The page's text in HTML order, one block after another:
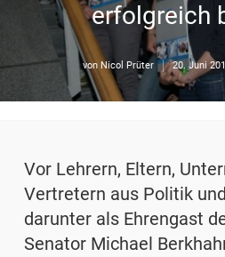
erfolgreich
von Nicol Prüter 20. Juni
Vor Lehrern, Eltern,
Vertretern aus Politik
darunter als Ehrengast
Senator Michael